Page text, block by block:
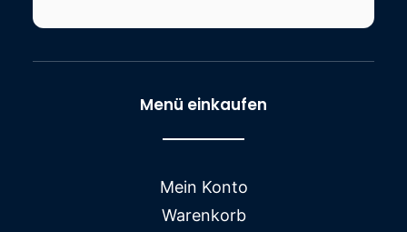
Menü einkaufen
Mein Konto
Warenkorb